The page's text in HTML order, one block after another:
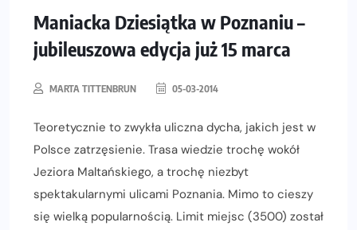
Maniacka Dziesiątka w Poznaniu –
jubileuszowa edycja już 15 marca
MARTA TITTENBRUN 05-03-2014
Teoretycznie to zwykła uliczna dycha, jakich jest w
Polsce zatrzęsienie. Trasa wiedzie trochę wokół
Jeziora Maltańskiego, a trochę niezbyt
spektakularnymi ulicami Poznania. Mimo to cieszy
się wielką popularnością. Limit miejsc (3500) został